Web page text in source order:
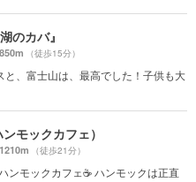
のカバ』
850m （徒歩15分）
と、富士山は、最高でした！子供も大
モックカフェ）
1210m （徒歩21分）
ンモックカフェ☕️ ハンモックは正直